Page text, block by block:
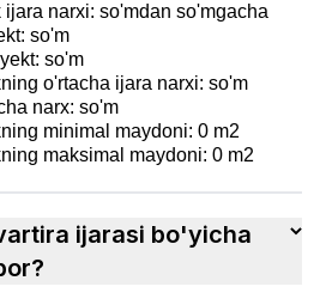
narxi: so'mdan so'mgacha
so'm
so'm
o'rtacha ijara narxi: so'm
narx: so'm
minimal maydoni: 0 m2
maksimal maydoni: 0 m2
ijarasi bo'yicha